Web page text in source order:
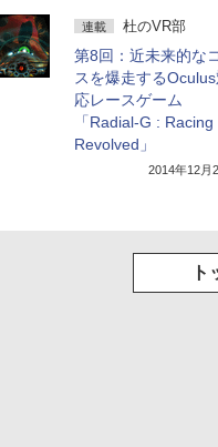
連載 杜のVR部
第8回：近未来的な
スを爆走する
応レースゲーム
「Radial-G : Racing
Revolved」
2014年12月